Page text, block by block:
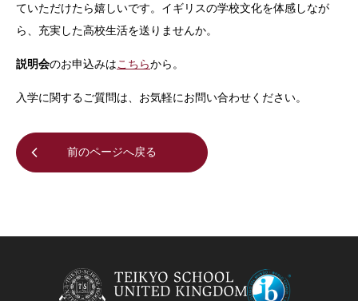
ていただけたら嬉しいです。イギリスの学校文化を体感しなが
ら、充実した高校生活を送りませんか。
説明会のお申込みはこちらから。
入学に関するご質問は、お気軽にお問い合わせください。
前のページへ戻る